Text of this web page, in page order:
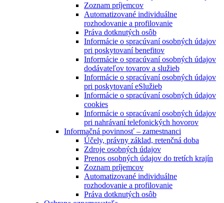
Zoznam príjemcov
Automatizované individuálne
rozhodovanie a profilovanie
Práva dotknutých osôb
Informácie o spracúvaní osobných údajov
pri poskytovaní benefitov
Informácie o spracúvaní osobných údajov
dodávateľov tovarov a služieb
Informácie o spracúvaní osobných údajov
pri poskytovaní eSlužieb
Informácie o spracúvaní osobných údajov
cookies
Informácie o spracúvaní osobných údajov
pri nahrávaní telefonických hovorov
Informačná povinnosť – zamestnanci
Účely, právny základ, retenčná doba
Zdroje osobných údajov
Prenos osobných údajov do tretích krajín
Zoznam príjemcov
Automatizované individuálne
rozhodovanie a profilovanie
Práva dotknutých osôb